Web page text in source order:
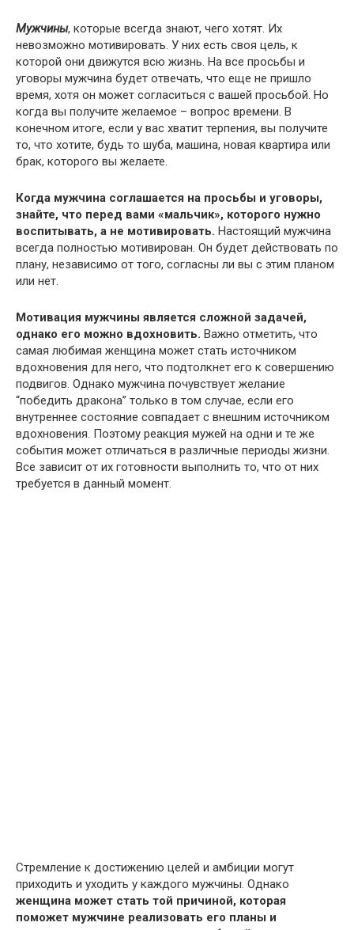
Мужчины, которые всегда знают, чего хотят. Их
невозможно мотивировать. У них есть своя цель, к
которой они движутся всю жизнь. На все просьбы и
уговоры мужчина будет отвечать, что еще не пришло
время, хотя он может согласиться с вашей просьбой. Но
когда вы получите желаемое – вопрос времени. В
конечном итоге, если у вас хватит терпения, вы получите
то, что хотите, будь то шуба, машина, новая квартира или
брак, которого вы желаете.
Когда мужчина соглашается на просьбы и уговоры,
знайте, что перед вами «мальчик», которого нужно
воспитывать, а не мотивировать. Настоящий мужчина
всегда полностью мотивирован. Он будет действовать по
плану, независимо от того, согласны ли вы с этим планом
или нет.
Мотивация мужчины является сложной задачей,
однако его можно вдохновить. Важно отметить, что
самая любимая женщина может стать источником
вдохновения для него, что подтолкнет его к совершению
подвигов. Однако мужчина почувствует желание
“победить дракона” только в том случае, если его
внутреннее состояние совпадает с внешним источником
вдохновения. Поэтому реакция мужей на одни и те же
события может отличаться в различные периоды жизни.
Все зависит от их готовности выполнить то, что от них
требуется в данный момент.
Стремление к достижению целей и амбиции могут
приходить и уходить у каждого мужчины. Однако
женщина может стать той причиной, которая
поможет мужчине реализовать его планы и